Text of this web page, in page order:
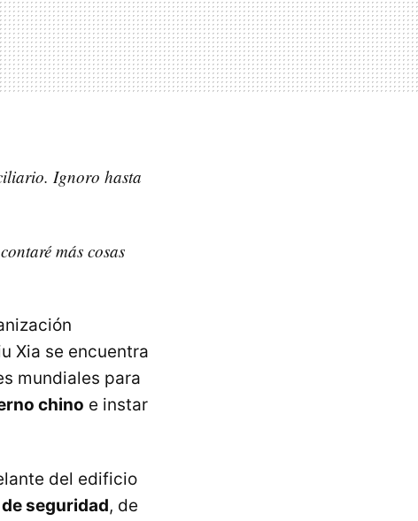
Ignoro hasta
más cosas
Xia se encuentra
mundiales para
chino e instar
del edificio
seguridad, de